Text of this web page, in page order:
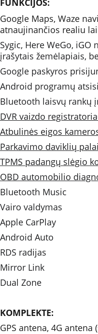
FUNKCIJOS:
Google Maps, Waze
atnaujinančios realiu
Sygic, Here WeGo,
įrašytais žemėlapiais,
Google paskyros
Android programų
Bluetooth laisvų rankų
DVR vaizdo
Atbulinės eigos
Parkavimo daviklių
TPMS padangų slėgio
OBD automobilio
Bluetooth Music
Vairo valdymas
Apple CarPlay
Android Auto
RDS radijas
Mirror Link
Dual Zone
KOMPLEKTE:
GPS antena, 4G antena